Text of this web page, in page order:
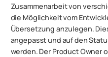
Zusammenarbeit von
die Möglichkeit vom
Übersetzung anzulegen.
angepasst und auf den
werden. Der Product Owner